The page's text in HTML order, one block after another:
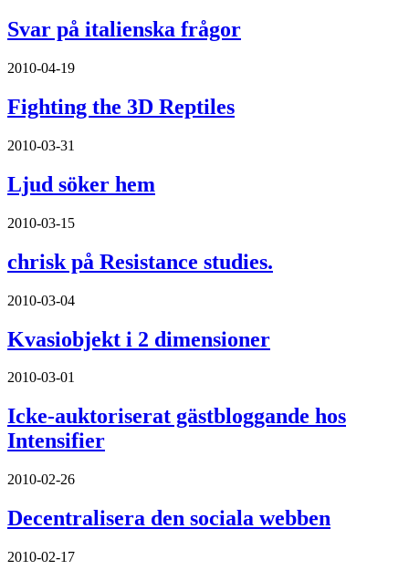
Svar på italienska frågor
2010-04-19
Fighting the 3D Reptiles
2010-03-31
Ljud söker hem
2010-03-15
chrisk på Resistance studies.
2010-03-04
Kvasiobjekt i 2 dimensioner
2010-03-01
Icke-auktoriserat gästbloggande hos
Intensifier
2010-02-26
Decentralisera den sociala webben
2010-02-17